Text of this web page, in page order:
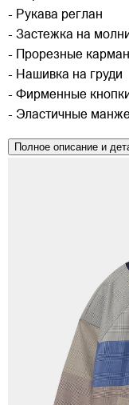
- Рукава реглан
- Застежка на
- Прорезные
- Нашивка на груди
- Фирменные
- Эластичные
Полное описание и